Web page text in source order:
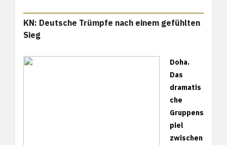
KN: Deutsche Trümpfe nach einem gefühlten
Sieg
Doha.
Das
dramatis
che
Gruppens
piel
zwischen